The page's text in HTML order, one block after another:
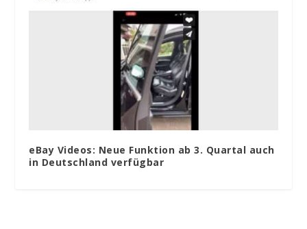
eBay Videos: Neue Funktion ab 3. Quartal auch
in Deutschland verfügbar